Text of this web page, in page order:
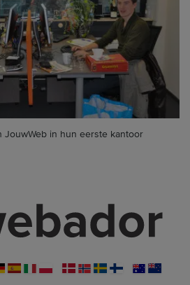
JouwWeb in hun eerste kantoor